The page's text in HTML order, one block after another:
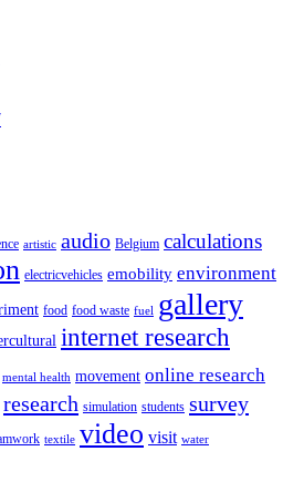
artistic audio Belgium calculations
electricvehicles emobility environment
food food waste fuel gallery
internet research
mental health movement online research
research simulation students survey
textile video visit water